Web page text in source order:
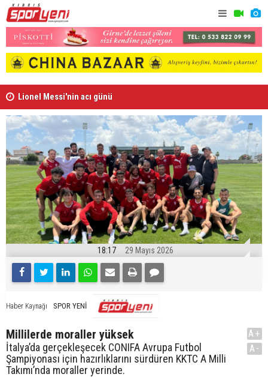
Lionel Messi'nin acı günü
18:17 29 Mayıs 2026
Haber Kaynağı SPOR YENİ
Millilerde moraller yüksek
İtalya’da gerçekleşecek CONIFA Avrupa Futbol
Şampiyonası için hazırlıklarını sürdüren KKTC A Milli
Takımı’nda moraller yerinde.
A+
A-